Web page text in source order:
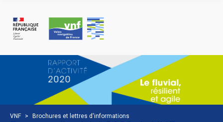
VNF > Brochures et lettres d'informations